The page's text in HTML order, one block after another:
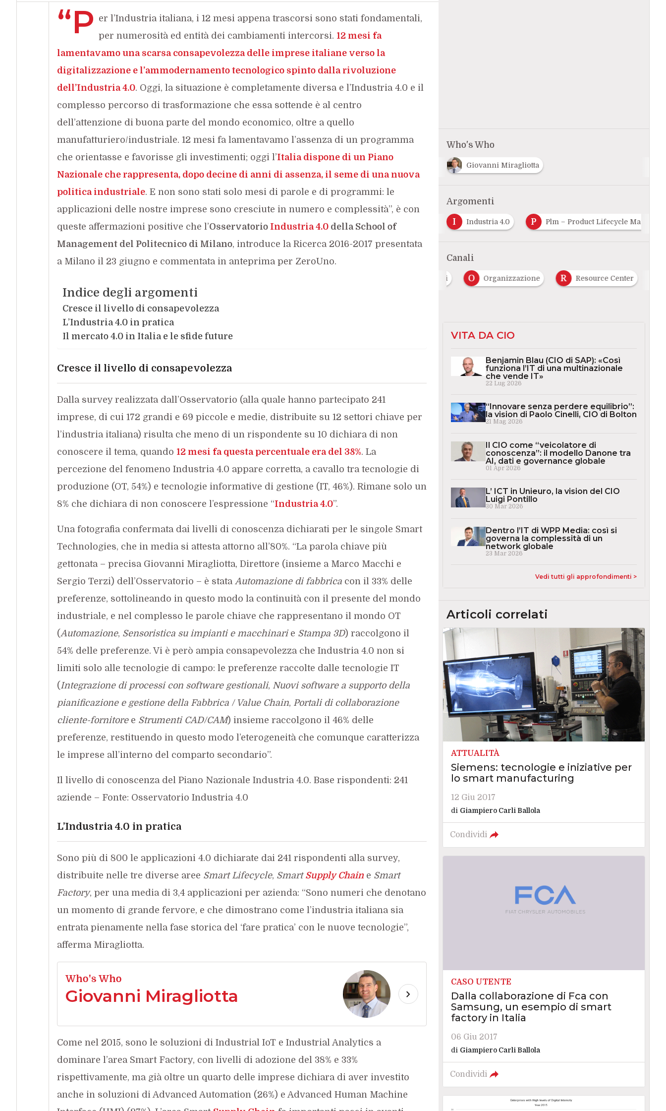
“P er l’Industria italiana, i 12 mesi appena trascorsi sono stati fondamentali,
per numerosità ed entità dei cambiamenti intercorsi. 12 mesi fa
lamentavamo una scarsa consapevolezza delle imprese italiane verso la
digitalizzazione e l’ammodernamento tecnologico spinto dalla rivoluzione
dell’Industria 4.0. Oggi, la situazione è completamente diversa e l’Industria 4.0 e il
complesso percorso di trasformazione che essa sottende è al centro
dell’attenzione di buona parte del mondo economico, oltre a quello
manufatturiero/industriale. 12 mesi fa lamentavamo l’assenza di un programma
che orientasse e favorisse gli investimenti; oggi l’Italia dispone di un Piano
Nazionale che rappresenta, dopo decine di anni di assenza, il seme di una nuova
politica industriale. E non sono stati solo mesi di parole e di programmi: le
applicazioni delle nostre imprese sono cresciute in numero e complessità”, è con
queste affermazioni positive che l’Osservatorio Industria 4.0della School of
Management del Politecnico di Milano, introduce la Ricerca 2016-2017 presentata
a Milano il 23 giugno e commentata in anteprima per ZeroUno.
Indice degli argomenti
Cresce il livello di consapevolezza
L’Industria 4.0 in pratica
Il mercato 4.0 in Italia e le sfide future
Cresce il livello di consapevolezza
Dalla survey realizzata dall’Osservatorio (alla quale hanno partecipato 241
imprese, di cui 172 grandi e 69 piccole e medie, distribuite su 12 settori chiave per
l’industria italiana) risulta che meno di un rispondente su 10 dichiara di non
conoscere il tema, quando 12 mesi fa questa percentuale era del 38%. La
percezione del fenomeno Industria 4.0 appare corretta, a cavallo tra tecnologie di
produzione (OT, 54%) e tecnologie informative di gestione (IT, 46%). Rimane solo un
8% che dichiara di non conoscere l’espressione “Industria 4.0”.
Una fotografia confermata dai livelli di conoscenza dichiarati per le singole Smart
Technologies, che in media si attesta attorno all’80%. “La parola chiave più
gettonata – precisa Giovanni Miragliotta, Direttore (insieme a Marco Macchi e
Sergio Terzi) dell’Osservatorio – è stata Automazione di fabbricacon il 33% delle
preferenze, sottolineando in questo modo la continuità con il presente del mondo
industriale, e nel complesso le parole chiave che rappresentano il mondo OT
(Automazione, Sensoristica su impianti e macchinari e Stampa 3D) raccolgono il
54% delle preferenze. Vi è però ampia consapevolezza che Industria 4.0 non si
limiti solo alle tecnologie di campo: le preferenze raccolte dalle tecnologie IT
(Integrazione di processi con software gestionali, Nuovi software a supporto della
pianificazione e gestione della Fabbrica / Value Chain, Portali di collaborazione
cliente-fornitoree Strumenti CAD/CAM) insieme raccolgono il 46% delle
preferenze, restituendo in questo modo l’eterogeneità che comunque caratterizza
le imprese all’interno del comparto secondario”.
Il livello di conoscenza del Piano Nazionale Industria 4.0. Base rispondenti: 241
aziende – Fonte: Osservatorio Industria 4.0
L’Industria 4.0 in pratica
Sono più di 800 le applicazioni 4.0 dichiarate dai 241 rispondenti alla survey,
distribuite nelle tre diverse aree Smart Lifecycle, SmartSupply Chaine Smart
Factory, per una media di 3,4 applicazioni per azienda: “Sono numeri che denotano
un momento di grande fervore, e che dimostrano come l’industria italiana sia
entrata pienamente nella fase storica del ‘fare pratica’ con le nuove tecnologie”,
afferma Miragliotta.
Who's Who
Giovanni Miragliotta
Come nel 2015, sono le soluzioni di Industrial IoT e Industrial Analytics a
dominare l’area Smart Factory, con livelli di adozione del 38% e 33%
rispettivamente, ma già oltre un quarto delle imprese dichiara di aver investito
anche in soluzioni di Advanced Automation (26%) e Advanced Human Machine
Who's Who
Giovanni Miragliotta
Argomenti
3D Printing I Industria 4.0 P Plm – Product Lifecycle
Canali
Industria 4.0 e informazioni O Organizzazione R Resource Center
VITA DA CIO
Benjamin Blau (CIO di SAP): «Così
funziona l’IT di una multinazionale
che vende IT»
22 Lug 2026
“Innovare senza perdere equilibrio”:
la vision di Paolo Cinelli, CIO di Bolton
21 Mag 2026
Il CIO come “veicolatore di
conoscenza”: il modello Danone tra
AI, dati e governance globale
01 Apr 2026
L’ ICT in Unieuro, la vision del CIO
Luigi Pontillo
30 Mar 2026
Dentro l’IT di WPP Media: così si
governa la complessità di un
network globale
23 Mar 2026
Vedi tutti gli approfondimenti >
Articoli correlati
ATTUALITÀ
Siemens: tecnologie e iniziative per
lo smart manufacturing
12 Giu 2017
di Giampiero Carli Ballola
Condividi
CASO UTENTE
Dalla collaborazione di Fca con
Samsung, un esempio di smart
factory in Italia
06 Giu 2017
di Giampiero Carli Ballola
Condividi